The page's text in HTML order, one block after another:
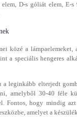
D-s góliát elem, E-s
közé a
a speciális hengeres
a leginkább elterjedt
amelyből 30-40 féle
Fontos, hogy mindig azt
amelyet a